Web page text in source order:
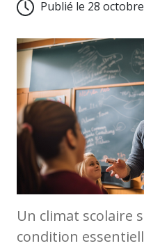
Publié le 28
Un climat scolaire
condition